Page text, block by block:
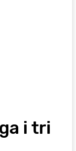
i tri